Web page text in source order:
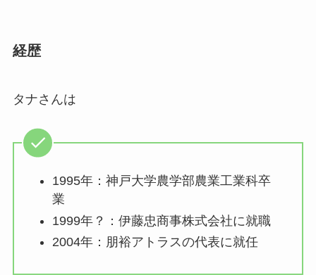
経歴
タナさんは
1995年：神戸大学農学部農業工業科卒
業
1999年？：伊藤忠商事株式会社に就職
2004年：朋裕アトラスの代表に就任